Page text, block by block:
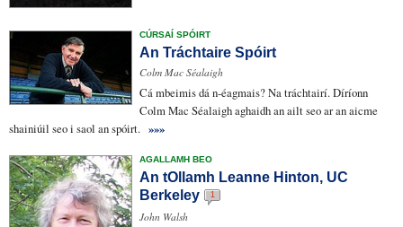
CÚRSAÍ SPÓIRT
An Tráchtaire Spóirt
Colm Mac Séalaigh
Cá mbeimisdá n-éagmais? Na tráchtairí. Díríonn
Colm Mac Séalaigh aghaidh an ailt seo ar anaicme
shainiúil seo i saol an spóirt. »»»
AGALLAMH BEO
An tOllamh Leanne Hinton, UC
Berkeley
1
John Walsh